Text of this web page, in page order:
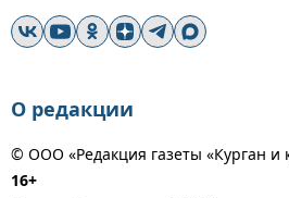
О редакции
© ООО «Редакция газеты «Курган и
16+